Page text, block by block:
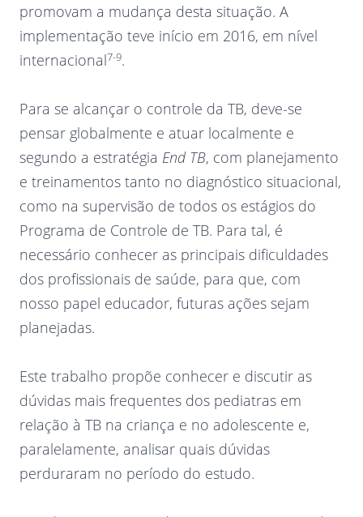
promovam a mudança desta situação. A
implementação teve início em 2016, em nível
internacional7-9.
Para se alcançar o controle da TB, deve-se
pensar globalmente e atuar localmente e
segundo a estratégia End TB, com planejamento
e treinamentos tanto no diagnóstico situacional,
como na supervisão de todos os estágios do
Programa de Controle de TB. Para tal, é
necessário conhecer as principais dificuldades
dos profissionais de saúde, para que, com
nosso papel educador, futuras ações sejam
planejadas.
Este trabalho propõe conhecer e discutir as
dúvidas mais frequentes dos pediatras em
relação à TB na criança e no adolescente e,
paralelamente, analisar quais dúvidas
perduraram no período do estudo.